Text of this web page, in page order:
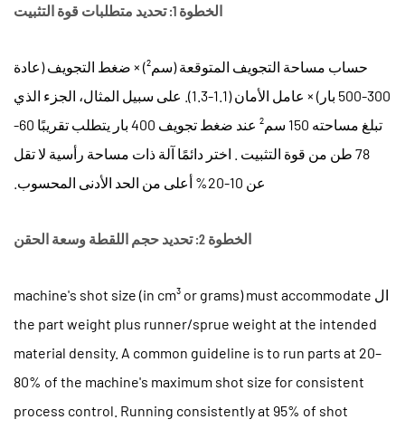
الخطوة 1: تحديد متطلبات قوة التثبيت
حساب مساحة التجويف المتوقعة (سم²) × ضغط التجويف (عادة
300-500 بار) × عامل الأمان (1.1-1.3). على سبيل المثال، الجزء الذي
تبلغ مساحته 150 سم² عند ضغط تجويف 400 بار يتطلب تقريبًا
60-
78 طن من قوة التثبيت
. اختر دائمًا آلة ذات مساحة رأسية لا تقل
عن 10-20% أعلى من الحد الأدنى المحسوب.
الخطوة 2: تحديد حجم اللقطة وسعة الحقن
ال machine's shot size (in cm³ or grams) must accommodate
the part weight plus runner/sprue weight at the intended
material density. A common guideline is to run parts at 20–
80% of the machine's maximum shot size for consistent
process control. Running consistently at 95% of shot